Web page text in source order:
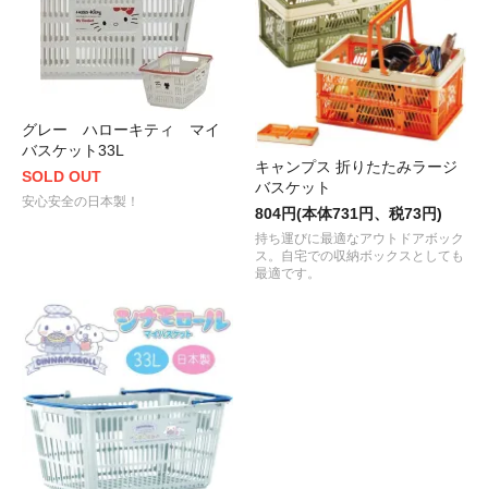
グレー ハローキティ マイ
バスケット33L
SOLD OUT
安心安全の日本製！
キャンプス 折りたたみラージ
バスケット
804円(本体731円、税73円)
持ち運びに最適なアウトドアボック
ス。自宅での収納ボックスとしても
最適です。